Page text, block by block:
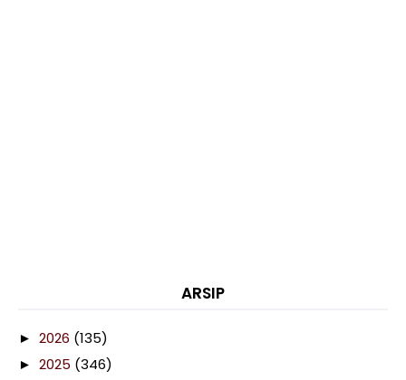
ARSIP
► 2026 (135)
► 2025 (346)